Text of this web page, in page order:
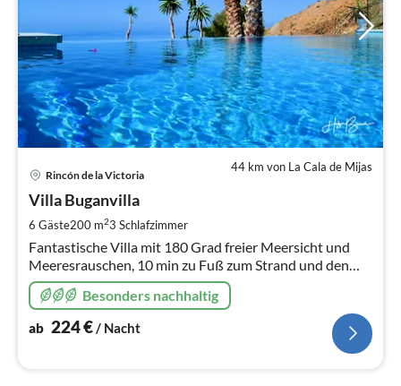
44 km von La Cala de Mijas
Rincón de la Victoria
Villa Buganvilla
6 Gäste200 m23 Schlafzimmer
Fantastische Villa mit 180 Grad freier Meersicht und
Meeresrauschen, 10 min zu Fuß zum Strand und den
Strandbars, 15 min ins Zentrum Málagas, beheizbarer
Pool und Glasfaserkabel
Besonders nachhaltig
ab 224€/ Nacht